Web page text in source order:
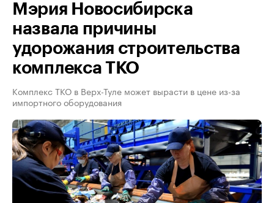
Мэрия Новосибирска
назвала причины
удорожания строительства
комплекса ТКО
Комплекс ТКО в Верх-Туле может вырасти в цене из-за
импортного оборудования